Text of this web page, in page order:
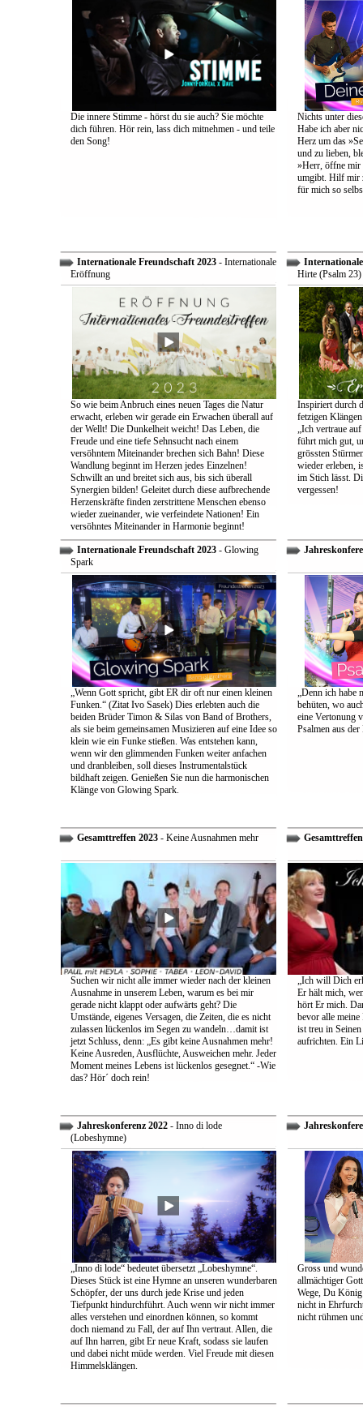
Die innere Stimme - hörst du sie auch? Sie möchte
dich führen. Hör rein, lass dich mitnehmen - und teile
den Song!
Nichts unter
Habe ich aber
Herz um das
und zu lieben,
»Herr, öffne mir
umgibt. Hilf mir
für mich so
Internationale Freundschaft 2023- Internationale
Eröffnung
So wie beim Anbruch eines neuen Tages die Natur
erwacht, erleben wir gerade ein Erwachen überall auf
der Wellt! Die Dunkelheit weicht! Das Leben, die
Freude und eine tiefe Sehnsucht nach einem
versöhntem Miteinander brechen sich Bahn! Diese
Wandlung beginnt im Herzen jedes Einzelnen!
Schwillt an und breitet sich aus, bis sich überall
Synergien bilden! Geleitet durch diese aufbrechende
Herzenskräfte finden zerstrittene Menschen ebenso
wieder zueinander, wie verfeindete Nationen! Ein
versöhntes Miteinander in Harmonie beginnt!
Hirte (Psalm 23)
Inspiriert durch
fetzigen
„Ich vertraue
führt mich gut,
grössten
wieder erleben,
im Stich lässt.
vergessen!
Internationale Freundschaft 2023- Glowing
Spark
„Wenn Gott spricht, gibt ER dir oft nur einen kleinen
Funken.“ (Zitat Ivo Sasek) Dies erlebten auch die
beiden Brüder Timon & Silas von Band of Brothers,
als sie beim gemeinsamen Musizieren auf eine Idee so
klein wie ein Funke stießen. Was entstehen kann,
wenn wir den glimmenden Funken weiter anfachen
und dranbleiben, soll dieses Instrumentalstück
bildhaft zeigen. Genießen Sie nun die harmonischen
Klänge von Glowing Spark.
„Denn ich habe
behüten, wo
eine Vertonung
Psalmen aus
Gesamttreffen 2023- Keine Ausnahmen mehr
Suchen wir nicht alle immer wieder nach der kleinen
Ausnahme in unserem Leben, warum es bei mir
gerade nicht klappt oder aufwärts geht? Die
Umstände, eigenes Versagen, die Zeiten, die es nicht
zulassen lückenlos im Segen zu wandeln…damit ist
jetzt Schluss, denn: „Es gibt keine Ausnahmen mehr!
Keine Ausreden, Ausflüchte, Ausweichen mehr. Jeder
Moment meines Lebens ist lückenlos gesegnet.“ -Wie
das? Hör´ doch rein!
„Ich will Dich
Er hält mich,
hört Er mich.
bevor alle
ist treu in
aufrichten. Ein
Jahreskonferenz 2022- Inno di lode
(Lobeshymne)
„Inno di lode“ bedeutet übersetzt „Lobeshymne“.
Dieses Stück ist eine Hymne an unseren wunderbaren
Schöpfer, der uns durch jede Krise und jeden
Tiefpunkt hindurchführt. Auch wenn wir nicht immer
alles verstehen und einordnen können, so kommt
doch niemand zu Fall, der auf Ihn vertraut. Allen, die
auf Ihn harren, gibt Er neue Kraft, sodass sie laufen
und dabei nicht müde werden. Viel Freude mit diesen
Himmelsklängen.
Gross und
allmächtiger
Wege, Du
nicht in
nicht rühmen